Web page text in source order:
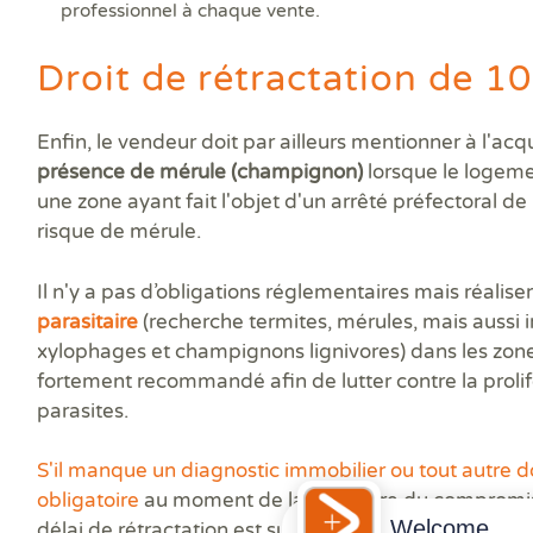
professionnel à chaque vente.
Droit de rétractation de
Enfin, le vendeur doit par ailleurs mentionner à
présence de mérule (champignon) lorsque le
une zone ayant fait l'objet d'un arrêté préfectoral
risque de mérule.
Il n'y a pas d’obligations réglementaires mais
parasitaire (recherche termites, mérules, mais aussi
xylophages et champignons lignivores) dans les
fortement recommandé afin de lutter contre la
parasites.
S'il manque un diagnostic immobilier ou tout autre
obligatoire au moment de la signature du